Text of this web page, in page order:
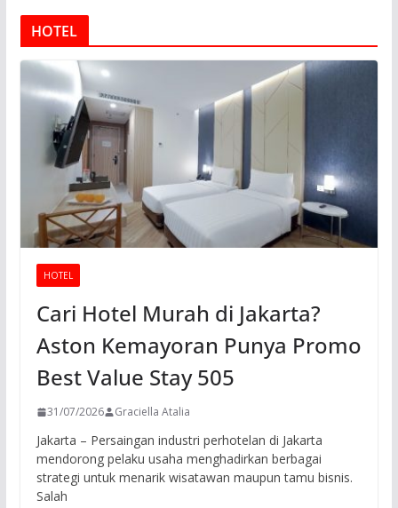
HOTEL
HOTEL
Cari Hotel Murah di Jakarta?
Aston Kemayoran Punya Promo
Best Value Stay 505
31/07/2026 Graciella Atalia
Jakarta – Persaingan industri perhotelan di Jakarta
mendorong pelaku usaha menghadirkan berbagai
strategi untuk menarik wisatawan maupun tamu bisnis.
Salah